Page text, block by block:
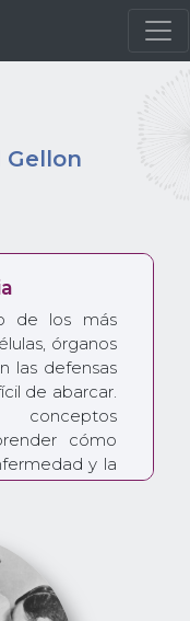
Gellon
de los más
órganos
las defensas
de abarcar.
cómo
y la
la
de
brinda una
evidencia